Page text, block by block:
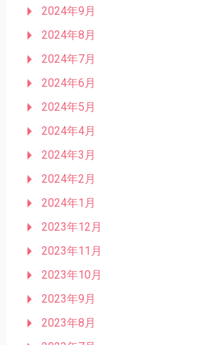
2024年9月
2024年8月
2024年7月
2024年6月
2024年5月
2024年4月
2024年3月
2024年2月
2024年1月
2023年12月
2023年11月
2023年10月
2023年9月
2023年8月